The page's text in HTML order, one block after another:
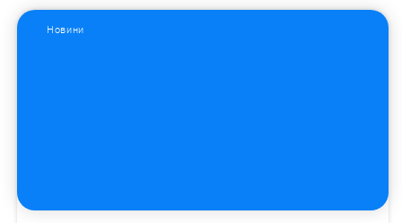
Новини